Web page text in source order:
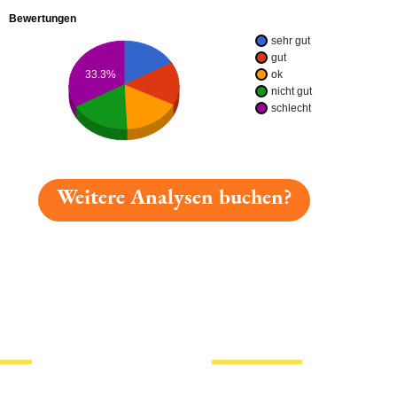
Bewertungen
sehr gut
gut
ok
nicht gut
schlecht
33.3%
Weitere Analysen buchen?